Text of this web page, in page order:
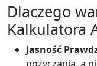
Dlaczego
Kalkulatora
Jasność